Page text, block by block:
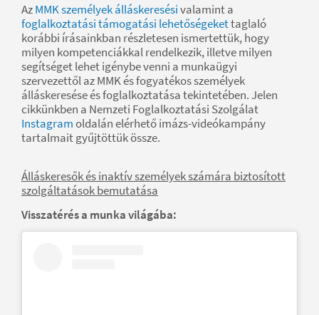
AzMMK személyek álláskeresésivalamint a
foglalkoztatási támogatási lehetőségekettaglaló
korábbi írásainkban részletesen ismertettük, hogy
milyen kompetenciákkal rendelkezik, illetve milyen
segítséget lehet igénybe venni a munkaügyi
szervezettől az MMK és fogyatékos személyek
álláskeresése és foglalkoztatása tekintetében. Jelen
cikkünkben a Nemzeti Foglalkoztatási Szolgálat
Instagramoldalán elérhető imázs-videókampány
tartalmait gyűjtöttük össze.
Álláskeresők és inaktív személyek számára biztosított
szolgáltatások bemutatása
Visszatérés a munka világába: